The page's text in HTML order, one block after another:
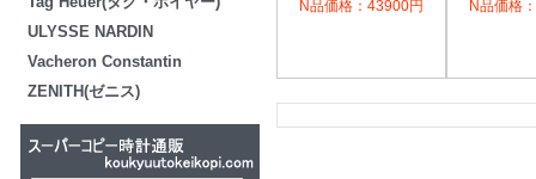
ULYSSE NARDIN
Vacheron Constantin
ZENITH(ゼニス)
N品価格：43900円
N品価格